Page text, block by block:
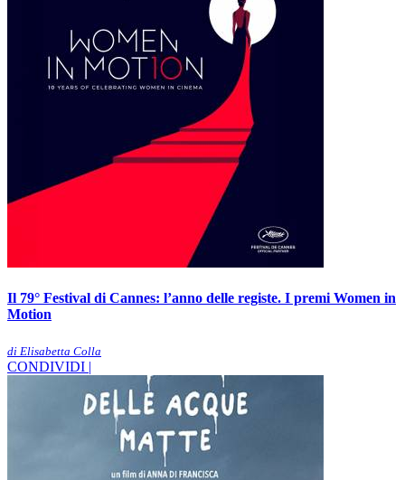
Il 79° Festival di Cannes: l’anno delle registe. I premi Women in
Motion
di Elisabetta Colla
CONDIVIDI |